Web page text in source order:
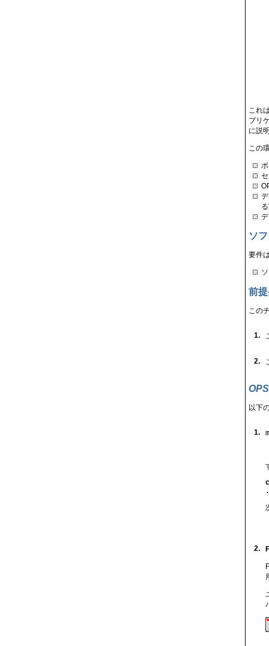
これ
プリ
に説
この
ソ
要件
前
この
1.
2.
以下
1.
2.